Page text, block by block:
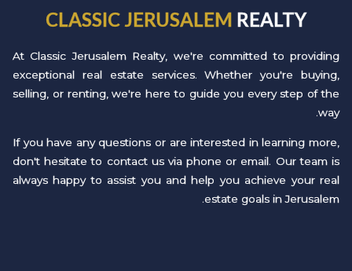
CLASSIC JERUSALEM REALTY
At Classic Jerusalem Realty, we're committed to providing
exceptional real estate services. Whether you're buying,
selling, or renting, we're here to guide you every step of the
way.
If you have any questions or are interested in learning more,
don't hesitate to contact us via phone or email. Our team is
always happy to assist you and help you achieve your real
estate goals in Jerusalem.